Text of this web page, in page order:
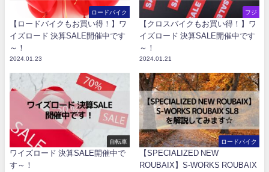
ロードバイク
【ロードバイクもお買い得！】ワ
イズロード 決算SALE開催中です
～！
2024.01.23
フジ
【クロスバイクもお買い得！】ワ
イズロード 決算SALE開催中です
～！
2024.01.21
自転車
ワイズロード 決算SALE開催中で
す～！
ロードバイク
【SPECIALIZED NEW
ROUBAIX】S-WORKS ROUBAIX